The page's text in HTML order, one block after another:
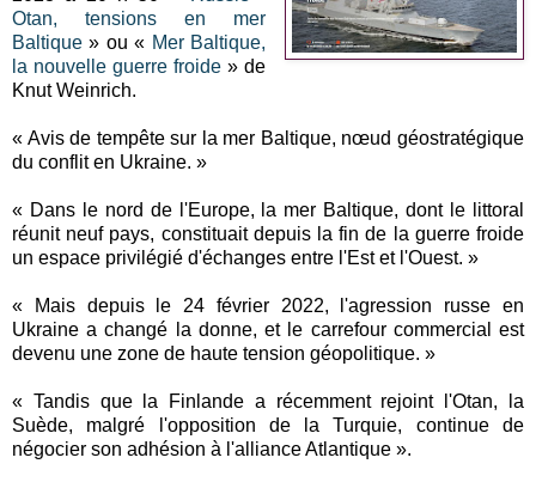
Otan, tensions en mer
Baltique » ou « Mer Baltique,
la nouvelle guerre froide » de
Knut Weinrich.
« Avis de tempête sur la mer Baltique, nœud géostratégique
du conflit en Ukraine. »
« Dans le nord de l'Europe, la mer Baltique, dont le littoral
réunit neuf pays, constituait depuis la fin de la guerre froide
un espace privilégié d'échanges entre l'Est et l'Ouest. »
« Mais depuis le 24 février 2022, l'agression russe en
Ukraine a changé la donne, et le carrefour commercial est
devenu une zone de haute tension géopolitique. »
« Tandis que la Finlande a récemment rejoint l'Otan, la
Suède, malgré l'opposition de la Turquie, continue de
négocier son adhésion à l'alliance Atlantique ».